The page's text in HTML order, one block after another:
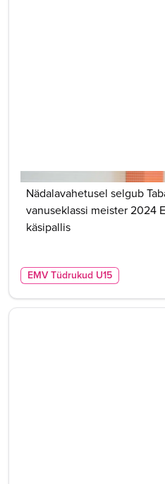
Nädalavahetusel selgub
vanuseklassi meister 2024
käsipallis
EMV Tüdrukud U15